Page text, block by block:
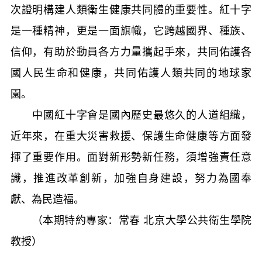
次證明構建人類衛生健康共同體的重要性。紅十字
是一種精神，更是一面旗幟，它跨越國界、種族、
信仰，有助於動員各方力量攜起手來，共同佑護各
國人民生命和健康，共同佑護人類共同的地球家
園。
中國紅十字會是國內歷史最悠久的人道組織，
近年來，在重大災害救援、保護生命健康等方面發
揮了重要作用。面對新形勢新任務，須增強責任意
識，推進改革創新，加強自身建設，努力為國奉
獻、為民造福。
（本期特約專家：常春 北京大學公共衛生學院
教授）